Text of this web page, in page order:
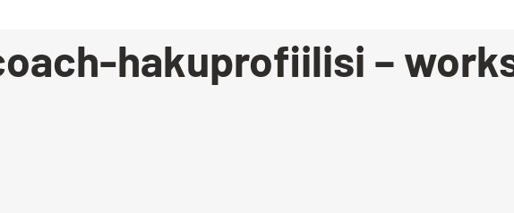
hakuprofiilisi –